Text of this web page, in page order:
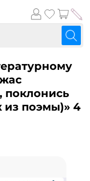
поклонись
из поэмы)» 4